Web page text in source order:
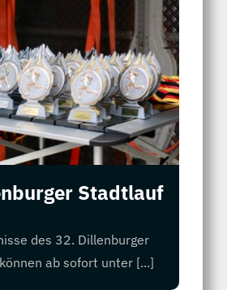
Stadtlauf
des 32. Dillenburger
ab sofort unter [...]